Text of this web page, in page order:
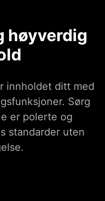
høyverdig
innholdet ditt med
Sørg
er polerte og
standarder uten